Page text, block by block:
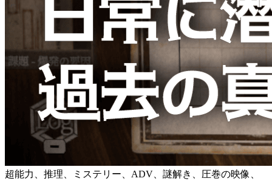
超能力、推理、ミステリー、ADV、謎解き、圧巻の映像、